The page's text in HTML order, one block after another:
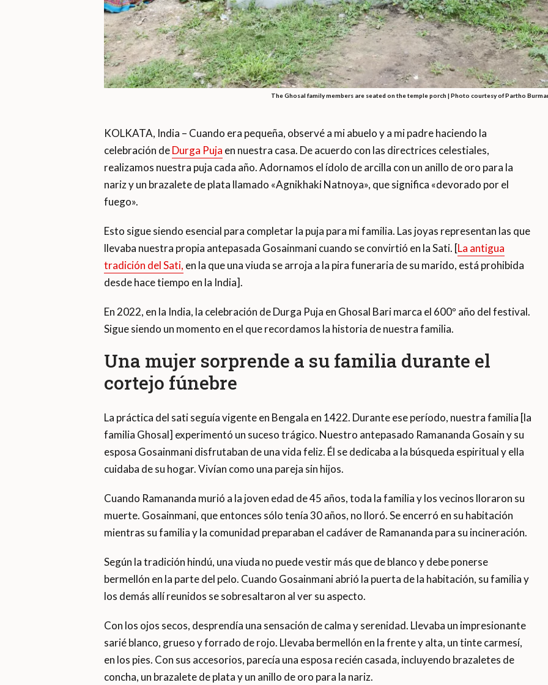
The Ghosal family members are seated on the temple porch | Photo courtesy of Partho
KOLKATA, India – Cuando era pequeña, observé a mi abuelo y a mi padre haciendo la
celebración deDurga Puja en nuestra casa. De acuerdo con las directrices celestiales,
realizamos nuestra puja cada año. Adornamos el ídolo de arcilla con un anillo de oro para la
nariz y un brazalete de plata llamado «Agnikhaki Natnoya», que significa «devorado por el
fuego».
Esto sigue siendo esencial para completar la puja para mi familia. Las joyas representan las que
llevaba nuestra propia antepasada Gosainmani cuando se convirtió en la Sati. [La antigua
tradición del Sati, en la que una viuda se arroja a la pira funeraria de su marido, está prohibida
desde hace tiempo en la India].
En 2022, en la India, la celebración de Durga Puja en Ghosal Bari marca el 600º año del festival.
Sigue siendo un momento en el que recordamos la historia de nuestra familia.
Una mujer sorprende a su familia durante el
cortejo fúnebre
La práctica del sati seguía vigente en Bengala en 1422. Durante ese período, nuestra familia [la
familia Ghosal] experimentó un suceso trágico. Nuestro antepasado Ramananda Gosain y su
esposa Gosainmani disfrutaban de una vida feliz. Él se dedicaba a la búsqueda espiritual y ella
cuidaba de su hogar. Vivían como una pareja sin hijos.
Cuando Ramananda murió a la joven edad de 45 años, toda la familia y los vecinos lloraron su
muerte. Gosainmani, que entonces sólo tenía 30 años, no lloró. Se encerró en su habitación
mientras su familia y la comunidad preparaban el cadáver de Ramananda para su incineración.
Según la tradición hindú, una viuda no puede vestir más que de blanco y debe ponerse
bermellón en la parte del pelo. Cuando Gosainmani abrió la puerta de la habitación, su familia y
los demás allí reunidos se sobresaltaron al ver su aspecto.
Con los ojos secos, desprendía una sensación de calma y serenidad. Llevaba un impresionante
sarié blanco, grueso y forrado de rojo. Llevaba bermellón en la frente y alta, un tinte carmesí,
en los pies. Con sus accesorios, parecía una esposa recién casada, incluyendo brazaletes de
concha, un brazalete de plata y un anillo de oro para la nariz.